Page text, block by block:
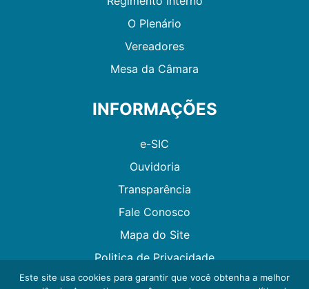
O Plenário
Vereadores
Mesa da Câmara
INFORMAÇÕES
e-SIC
Ouvidoria
Transparência
Fale Conosco
Mapa do Site
Politica de Privacidade
Este site usa cookies para garantir que você obtenha a melhor